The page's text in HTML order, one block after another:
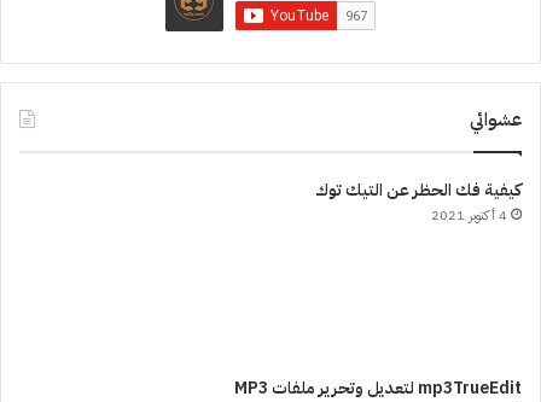
عشوائي
كيفية فك الحظر عن التيك توك
4 أكتوبر 2021
mp3TrueEdit لتعديل وتحرير ملفات MP3